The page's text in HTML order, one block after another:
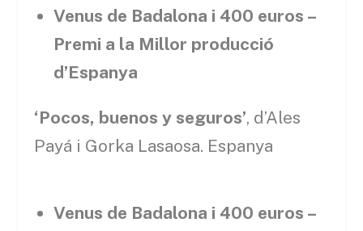
Venus de Badalona i 400 euros –
Premi a la Millor producció
d’Espanya
‘Pocos, buenos y seguros’, d’Ales
Payá i Gorka Lasaosa. Espanya
Venus de Badalona i 400 euros –